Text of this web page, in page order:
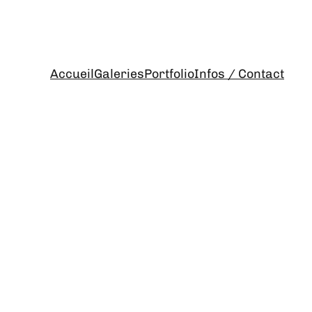
AccueilGaleriesPortfolioInfos / Contact